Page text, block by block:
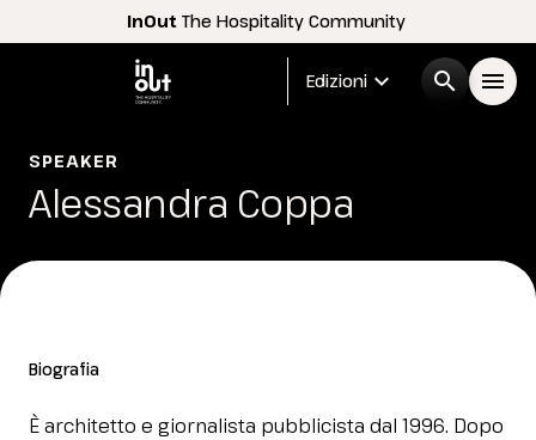
InOut The Hospitality Community
Edizioni expand_more search menu
Menù
SPEAKER
Alessandra Coppa
Biografia
È architetto e giornalista pubblicista dal 1996. Dopo